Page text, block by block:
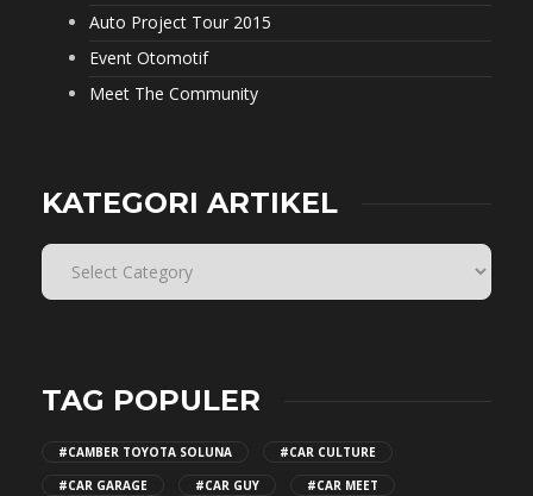
Auto Project Tour 2015
Event Otomotif
Meet The Community
KATEGORI ARTIKEL
TAG POPULER
#CAMBER TOYOTA SOLUNA
#CAR CULTURE
#CAR GARAGE
#CAR GUY
#CAR MEET